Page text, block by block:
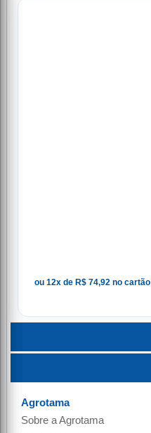
ou 12x de R$ 74,92 no cartão
Agrotama
Sobre aAgrotama